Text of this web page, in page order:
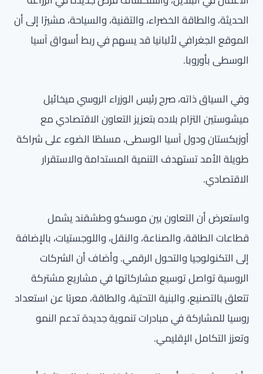
الحديثة، والطاقة الخضراء، والتقنية، والسياحة، مشيرًا إلى أن
الموقع الجغرافي لألبانيا قد يسهم في ربط أسواق آسيا
الوسطى بأوروبا.
وفي السياق ذاته، صرح رئيس الوزراء الروسي ميخائيل
ميشوستين التزام بلاده بتعزيز التعاون الاقتصادي مع
أوزبكستان ودول آسيا الوسطى، مسلطًا الضوء على شراكة
طويلة الأمد تستهدف التنمية المستدامة والاستقرار
الاقتصادي.
واستعرض أن التعاون بين موسكو وطشقند يشمل
قطاعات الطاقة، والصناعة، والنقل، واللوجستيات، بالإضافة
إلى التكنولوجيا والتحول الرقمي. وأضاف أن الشركات
الروسية تواصل توسيع مشاركاتها في مشاريع مشتركة
تتعلق بالتصنيع، والبنية التحتية، والطاقة، معربًا عن استعداد
روسيا للمشاركة في مبادرات تنموية جديدة تدعم النمو
وتعزز التكامل الإقليمي.